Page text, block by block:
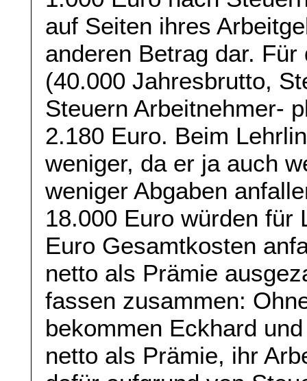
auf Seiten ihres
anderen Betrag dar.
(40.000 Jahresbrutto,
Steuern Arbeitnehmer-
2.180 Euro. Beim
weniger, da er ja auch
weniger Abgaben
18.000 Euro würden für
Euro Gesamtkosten
netto als Prämie
fassen zusammen:
bekommen Eckhard
netto als Prämie, ihr